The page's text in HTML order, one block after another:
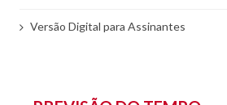
Versão Digital para Assinantes